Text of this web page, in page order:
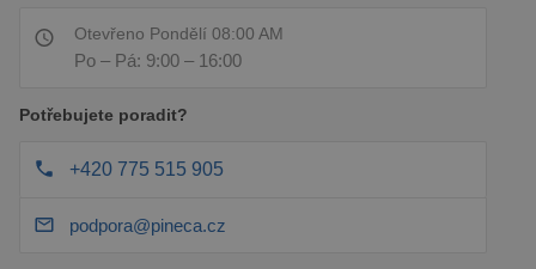
Otevřeno Pondělí 08:00 AM
Po – Pá: 9:00 – 16:00
Potřebujete poradit?
+420 775 515 905
podpora@pineca.cz